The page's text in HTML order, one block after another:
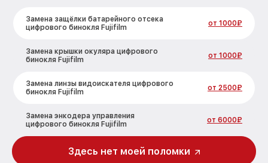
Замена защёлки батарейного отсека
цифрового бинокля Fujifilm
от 1000₽
Замена крышки окуляра цифрового
бинокля Fujifilm
от 1000₽
Замена линзы видоискателя цифрового
бинокля Fujifilm
от 2500₽
Замена энкодера управления
цифрового бинокля Fujifilm
от 6000₽
Исправление инверсии изображения
цифрового бинокля Fujifilm
Здесь нет моей поломки